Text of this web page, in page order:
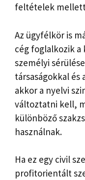
feltételek
Az ügyfélkör is
cég foglalkozik a
személyi
társaságokkal és
akkor a nyelvi
változtatni kell,
különböző
használnak.
Ha ez egy civil
profitorientált